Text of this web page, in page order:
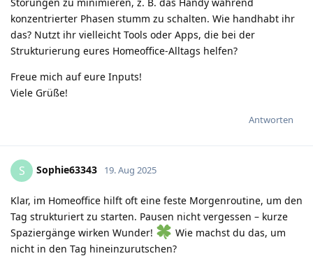
konzentrierter Phasen stumm zu schalten. Wie handhabt ihr
das? Nutzt ihr vielleicht Tools oder Apps, die bei der
Strukturierung eures Homeoffice-Alltags helfen?
Freue mich auf eure Inputs!
Viele Grüße!
Antworten
S Sophie63343 19. Aug 2025
Klar, im Homeoffice hilft oft eine feste Morgenroutine, um den
Tag strukturiert zu starten. Pausen nicht vergessen – kurze
Spaziergänge wirken Wunder!
Wie machst du das, um
nicht in den Tag hineinzurutschen?